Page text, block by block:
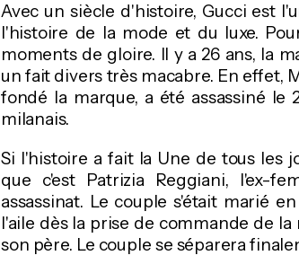
Avec un siècle d'histoire, Gucci est
l'histoire de la mode et du luxe.
moments de gloire. Il y a 26 ans, la
un fait divers très macabre. En effet,
fondé la marque, a été assassiné le
milanais.
Si l'histoire a fait la Une de tous les
que c'est Patrizia Reggiani, l'ex-
assassinat. Le couple s'était marié
l'aile dès la prise de commande de
son père. Le couple se séparera